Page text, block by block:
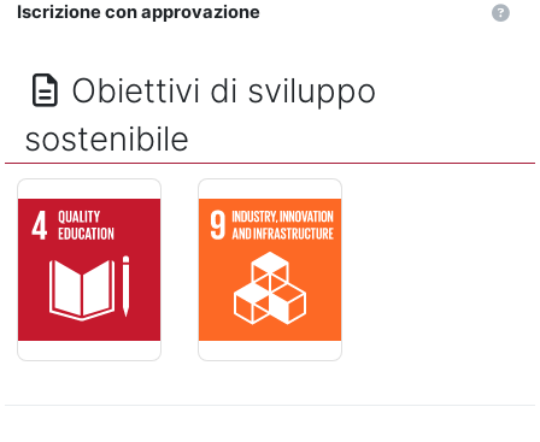
Iscrizione con approvazione
Obiettivi di sviluppo
sostenibile
ISTRUZIONE DI QUALITÁ - Assicurare un'istruzione di
IMPRESE, INNOVAZIONE E